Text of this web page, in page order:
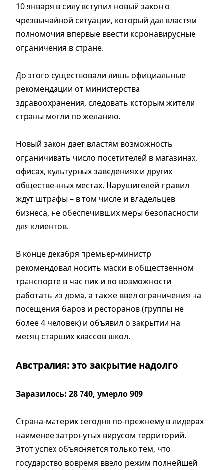
10 января в силу вступил новый закон о
чрезвычайной ситуации, который дал властям
полномочия впервые ввести коронавирусные
ограничения в стране.
До этого существовали лишь официальные
рекомендации от министерства
здравоохранения, следовать которым жители
страны могли по желанию.
Новый закон дает властям возможность
ограничивать число посетителей в магазинах,
офисах, культурных заведениях и других
общественных местах. Нарушителей правил
ждут штрафы – в том числе и владельцев
бизнеса, не обеспечивших меры безопасности
для клиентов.
В конце декабря премьер-министр
рекомендовал носить маски в общественном
транспорте в час пик и по возможности
работать из дома, а также ввел ограничения на
посещения баров и ресторанов (группы не
более 4 человек) и объявил о закрытии на
месяц старших классов школ.
Австралия: это закрытие надолго
Заразилось: 28 740, умерло 909
Страна-материк сегодня по-прежнему в лидерах
наименее затронутых вирусом территорий.
Этот успех объясняется только тем, что
государство вовремя ввело режим полнейшей